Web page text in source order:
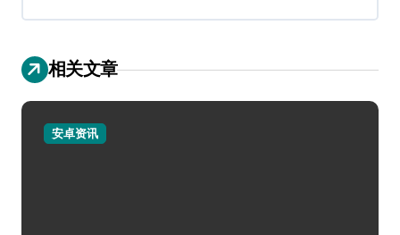
相关文章
安卓资讯